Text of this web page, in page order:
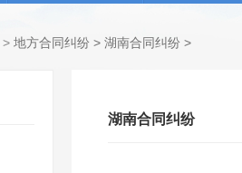
> 地方合同纠纷 > 湖南合同纠纷 >
湖南合同纠纷